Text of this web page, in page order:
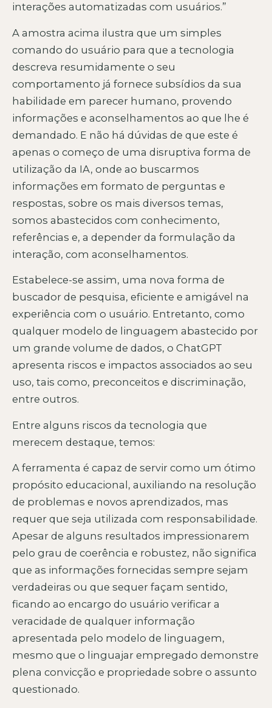
interações automatizadas com usuários.”
A amostra acima ilustra que um simples
comando do usuário para que a tecnologia
descreva resumidamente o seu
comportamento já fornece subsídios da sua
habilidade em parecer humano, provendo
informações e aconselhamentos ao que lhe é
demandado. E não há dúvidas de que este é
apenas o começo de uma disruptiva forma de
utilização da IA, onde ao buscarmos
informações em formato de perguntas e
respostas, sobre os mais diversos temas,
somos abastecidos com conhecimento,
referências e, a depender da formulação da
interação, com aconselhamentos.
Estabelece-se assim, uma nova forma de
buscador de pesquisa, eficiente e amigável na
experiência com o usuário. Entretanto, como
qualquer modelo de linguagem abastecido por
um grande volume de dados, o ChatGPT
apresenta riscos e impactos associados ao seu
uso, tais como, preconceitos e discriminação,
entre outros.
Entre alguns riscos da tecnologia que
merecem destaque, temos:
A ferramenta é capaz de servir como um ótimo
propósito educacional, auxiliando na resolução
de problemas e novos aprendizados, mas
requer que seja utilizada com responsabilidade.
Apesar de alguns resultados impressionarem
pelo grau de coerência e robustez, não significa
que as informações fornecidas sempre sejam
verdadeiras ou que sequer façam sentido,
ficando ao encargo do usuário verificar a
veracidade de qualquer informação
apresentada pelo modelo de linguagem,
mesmo que o linguajar empregado demonstre
plena convicção e propriedade sobre o assunto
questionado.